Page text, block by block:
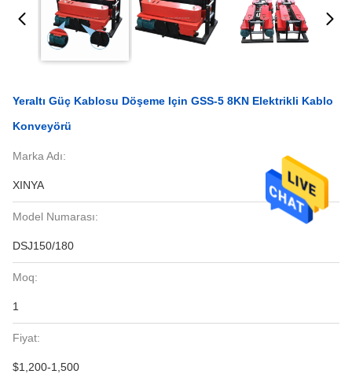
Yeraltı Güç Kablosu Döşeme Için GSS-5 8KN Elektrikli Kablo
Konveyörü
Marka Adı:
XINYA
Model Numarası:
DSJ150/180
Moq:
1
Fiyat:
$1,200-1,500